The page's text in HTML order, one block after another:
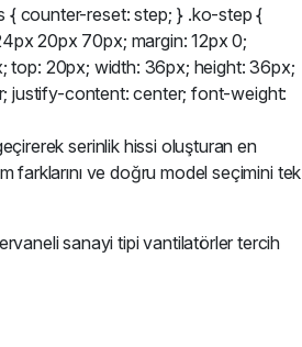
counter-reset: step; } .ko-step {
20px 70px; margin: 12px 0;
top: 20px; width: 36px; height: 36px;
justify-content: center; font-weight:
serinlik hissi oluşturan en
farklarını ve doğru model seçimini tek
sanayi tipi vantilatörler tercih